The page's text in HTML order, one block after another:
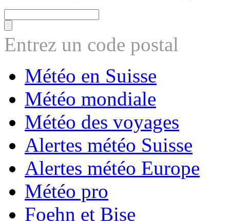
Entrez un code postal
Météo en Suisse
Météo mondiale
Météo des voyages
Alertes météo Suisse
Alertes météo Europe
Météo pro
Foehn et Bise